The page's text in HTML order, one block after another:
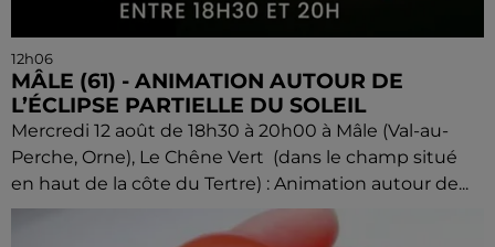
12h06
MÂLE (61) - ANIMATION AUTOUR DE
L’ÉCLIPSE PARTIELLE DU SOLEIL
Mercredi 12 août de 18h30 à 20h00 à Mâle (Val-au-
Perche, Orne), Le Chêne Vert (dans le champ situé
en haut de la côte du Tertre) : Animation autour de...